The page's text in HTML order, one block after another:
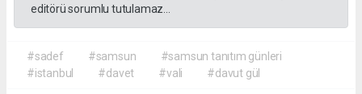
editörü sorumlu tutulamaz...
#sadef #samsun
#samsun tanıtım günleri
#istanbul
#davet #vali #davut gül